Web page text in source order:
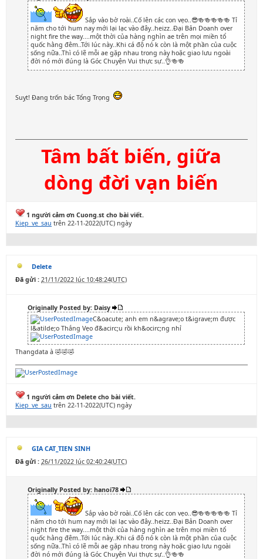
Sắp vào bờ roài..Cố lên các con vẹo..😎🍻🍻🍻🍻🍻 Tỉ
năm cho tới hum nay mới lại lạc vào đây..heizz..Đại Bản Doanh over
night fire the way....một thời của hàng nghìn ae trên mọi miền tổ
quốc hằng đêm..Tới lúc này..Khi cá độ nó k còn là một phần của cuộc
sống nữa..Thì có lẽ mỗi ae gặp nhau trong này hoặc giao lưu ngoài
đời nó mới đúng là Góc Chuyện Vui thực sự..👌🍻🍻
Suỵt! Đang trốn bác Tổng Trọng
Tâm bất biến, giữa
dòng đời vạn biến
1 người cảm ơn Cuong.st cho bài viết.
Kiep_ve_sau trên 22-11-2022(UTC) ngày
Delete
Đã gửi : 21/11/2022 lúc 10:48:24(UTC)
Originally Posted by: Daisy
C&oacute; anh em n&agrave;o t&igrave;m được
l&atilde;o Thắng Vẹo đ&acirc;u rồi kh&ocirc;ng nhỉ
Thangdata à 🤣🤣🤣
1 người cảm ơn Delete cho bài viết.
Kiep_ve_sau trên 22-11-2022(UTC) ngày
GIA CAT_TIEN SINH
Đã gửi : 26/11/2022 lúc 02:40:24(UTC)
Originally Posted by: hanoi78
Sắp vào bờ roài..Cố lên các con vẹo..😎🍻🍻🍻🍻🍻 Tỉ
năm cho tới hum nay mới lại lạc vào đây..heizz..Đại Bản Doanh over
night fire the way....một thời của hàng nghìn ae trên mọi miền tổ
quốc hằng đêm..Tới lúc này..Khi cá độ nó k còn là một phần của cuộc
sống nữa..Thì có lẽ mỗi ae gặp nhau trong này hoặc giao lưu ngoài
đời nó mới đúng là Góc Chuyện Vui thực sự..👌🍻🍻